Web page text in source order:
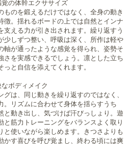
の体幹エクササイズ
のを鍛えるだけではなく、全身の動き
徴。揺れるボードの上では自然とインナ
支える力が引き出されます。繰り返すう
少しずつ整い、呼吸は深く、所作は軽や
軸が通ったような感覚を得られ、姿勢そ
さを実感できるでしょう。凛とした立ち
と自信を添えてくれます。
ボディメイク
は、同じ動きを繰り返すのではなく、
。リズムに合わせて身体を揺らすうち
と動き出し、気づけば汗びっしょり。遊
と筋力トレーニングをバランスよく取り
と使いながら楽しめます。きつさよりも
かす喜びを呼び覚まし、終わる頃には爽